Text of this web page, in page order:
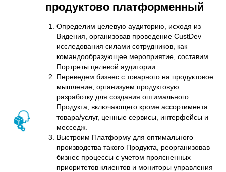
продуктово платформенный
Определим целевую аудиторию, исходя из
Видения, организовав проведение CustDev
исследования силами сотрудников, как
командообразующее мероприятие, составим
Портреты целевой аудитории.
Переведем бизнес с товарного на продуктовое
мышление, организуем продуктовую
разработку для создания оптимального
Продукта , включающего кроме ассортимента
товара/услуг, ценные сервисы, интерфейсы и
месседж.
Выстроим Платформу для оптимального
производства такого Продукта, реорганизовав
бизнес процессы с учетом проясненных
приоритетов клиентов и мониторы управления